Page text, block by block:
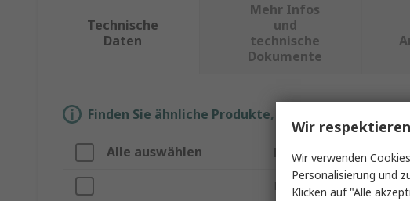
Technische
Daten
Mehr Infos
und
technische
Dokumente
Finden Sie ähnliche Produkte, indem Sie ein oder
Alle auswählen Eigenschaft
Marke
Wir
Wir verwenden
Personalisierung und
Klicken auf "Alle